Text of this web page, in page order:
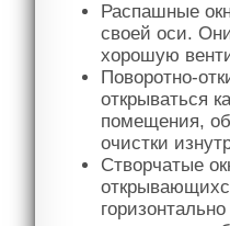
Распашные
своей оси.
хорошую
Поворотно-
открываться
помещения,
очистки
Створчатые